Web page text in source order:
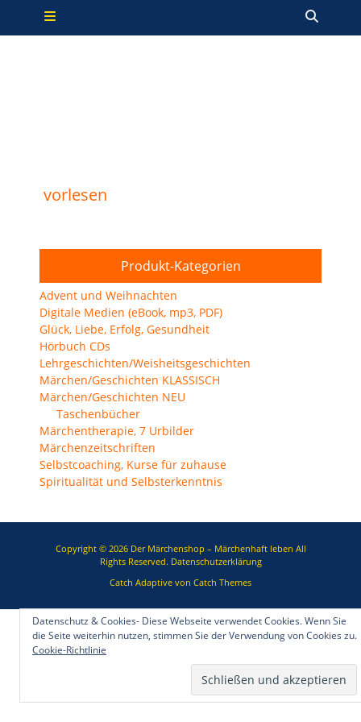
Zum
Primäres Menü
vorlesen
Produkt-Kategorien
Advent und Weihnachten
Digitale Medien (eBook, mp3, PDF)
Glück, Liebe, Erfolg, Gesundheit
Hörbuch CDs
Lehrgeschichten/Weisheitsgeschichten
Märchen/Geschichten KLASSISCH
Märchen/Geschichten NEU
Taschenbücher
Märchentherapie, 7 Urbilder
Märchenzeitschriften
Selbstcoaching, Kurse für zuhause
Spiritualität und Selbsterkenntnis
Datenschutz & Cookies- Diese Webseite verwendet Cookies. Wenn Sie
die Seite weiterhin nutzen, stimmen Sie der Verwendung von Cookies zu.
Cookie-Richtlinie
Copyright © 2026 Der Märchenshop – Märchenhaft leben All
Rights Reserved. Datenschutzerklärung
Catch Adaptive von Catch Themes